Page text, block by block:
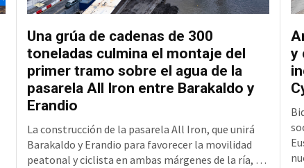
Una grúa de cadenas de 300
toneladas culmina el montaje del
primer tramo sobre el agua de la
pasarela All Iron entre Barakaldo y
Erandio
La construcción de la pasarela All Iron, que unirá
Barakaldo y Erandio para favorecer la movilidad
peatonal y ciclista en ambas márgenes de la ría, ha
y